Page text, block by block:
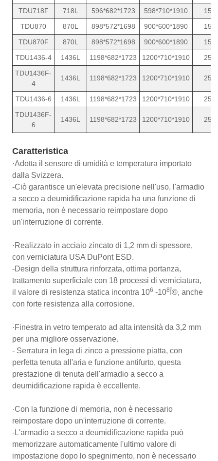
TDU718F
718L 596*682*1723 598*710*1910
15
TDU870
870L 898*572*1698 900*600*1890
15
TDU870F
870L 898*572*1698 900*600*1890
15
TDU1436-4
1436L 1198*682*1723 1200*710*1910
25
TDU1436F-
4
1436L 1198*682*1723 1200*710*1910 25
TDU1436-6 1436L 1198*682*1723 1200*710*1910
25
TDU1436F-
6
1436L 1198*682*1723 1200*710*1910 25
Caratteristica
·Adotta il sensore di umidità e temperatura importato
dalla Svizzera.
-Ciò garantisce un'elevata precisione nell'uso, l'armadio
a secco a deumidificazione rapida ha una funzione di
memoria, non è necessario reimpostare dopo
un'interruzione di corrente.
·Realizzato in acciaio zincato di 1,2 mm di spessore,
con verniciatura USA DuPont ESD.
-Design della struttura rinforzata, ottima portanza,
trattamento superficiale con 18 processi di verniciatura,
il valore di resistenza statica incontra 106 -108 Î©, anche
con forte resistenza alla corrosione.
·Finestra in vetro temperato ad alta intensità da 3,2 mm
per una migliore osservazione.
- Serratura in lega di zinco a pressione piatta, con
perfetta tenuta all'aria e funzione antifurto, questa
prestazione di tenuta dell'armadio a secco a
deumidificazione rapida è eccellente.
·Con la funzione di memoria, non è necessario
reimpostare dopo un'interruzione di corrente.
-L'armadio a secco a deumidificazione rapida può
memorizzare automaticamente l'ultimo valore di
impostazione dopo lo spegnimento, non è necessario